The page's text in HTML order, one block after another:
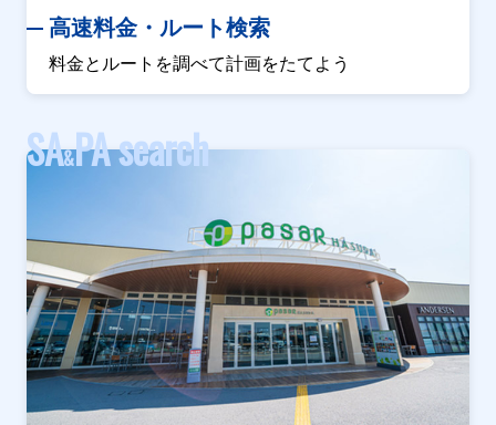
高速料金・ルート検索
料金とルートを調べて計画をたてよう
SA&PA search